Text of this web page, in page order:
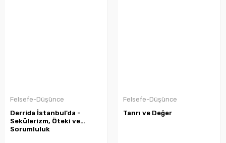
Felsefe-Düşünce
Derrida İstanbul'da -
Sekülerizm, Öteki ve
Sorumluluk
Felsefe-Düşünce
Tanrı ve Değer